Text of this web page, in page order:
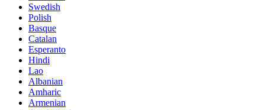
Swedish
Polish
Basque
Catalan
Esperanto
Hindi
Lao
Albanian
Amharic
Armenian